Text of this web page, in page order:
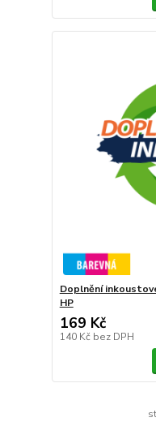
Doplnění
HP
169 Kč
140 Kč bez DPH